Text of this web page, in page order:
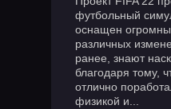
футбольный
оснащен
различных
ранее, знают
благодаря тому,
отлично
физикой и...